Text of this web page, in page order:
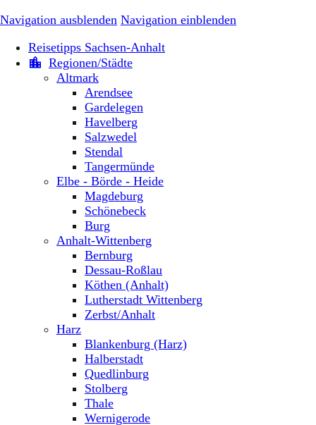
Navigation ausblenden Navigation einblenden
Reisetipps Sachsen-Anhalt
Regionen/Städte
Altmark
Arendsee
Gardelegen
Havelberg
Salzwedel
Stendal
Tangermünde
Elbe - Börde - Heide
Magdeburg
Schönebeck
Burg
Anhalt-Wittenberg
Bernburg
Dessau-Roßlau
Köthen (Anhalt)
Lutherstadt Wittenberg
Zerbst/Anhalt
Harz
Blankenburg (Harz)
Halberstadt
Quedlinburg
Stolberg
Thale
Wernigerode